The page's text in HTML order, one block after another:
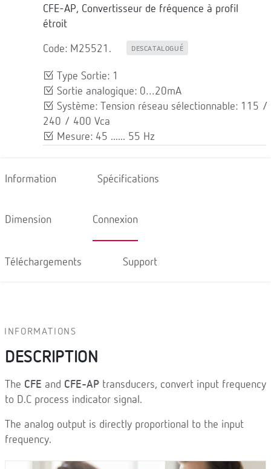
CFE-AP, Convertisseur de fréquence à profil
étroit
Code: M25521. DESCATALOGUÉ
Type Sortie: 1
Sortie analogique: 0…20mA
Système: Tension réseau sélectionnable: 115 /
240 / 400 Vca
Mesure: 45 ...... 55 Hz
Information Spécifications
Dimension Connexion
Téléchargements Support
INFORMATIONS
DESCRIPTION
The CFE and CFE-AP transducers, convert input frequency
to D.C process indicator signal.
The analog output is directly proportional to the input
frequency.